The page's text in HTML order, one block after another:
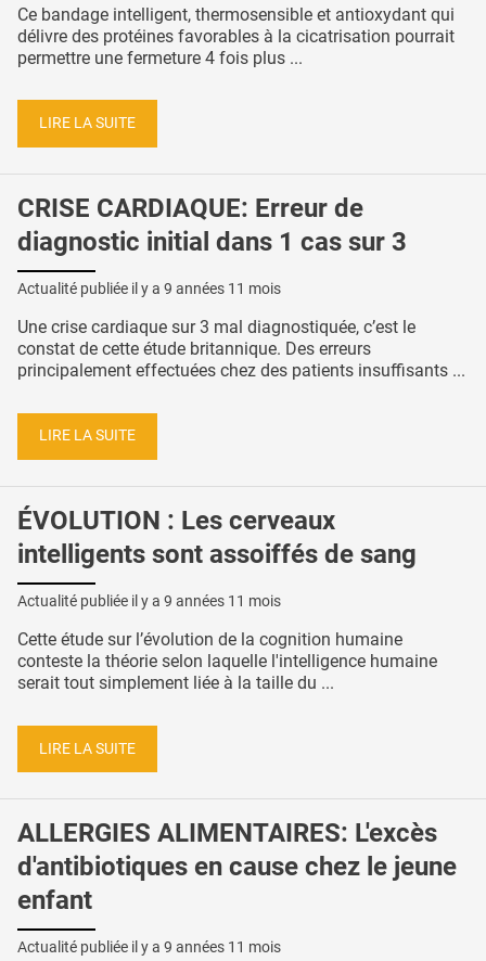
Ce bandage intelligent, thermosensible et antioxydant qui
délivre des protéines favorables à la cicatrisation pourrait
permettre une fermeture 4 fois plus ...
LIRE LA SUITE
CRISE CARDIAQUE: Erreur de
diagnostic initial dans 1 cas sur 3
Actualité publiée il y a 9 années 11 mois
Une crise cardiaque sur 3 mal diagnostiquée, c’est le
constat de cette étude britannique. Des erreurs
principalement effectuées chez des patients insuffisants ...
LIRE LA SUITE
ÉVOLUTION : Les cerveaux
intelligents sont assoiffés de sang
Actualité publiée il y a 9 années 11 mois
Cette étude sur l’évolution de la cognition humaine
conteste la théorie selon laquelle l'intelligence humaine
serait tout simplement liée à la taille du ...
LIRE LA SUITE
ALLERGIES ALIMENTAIRES: L'excès
d'antibiotiques en cause chez le jeune
enfant
Actualité publiée il y a 9 années 11 mois